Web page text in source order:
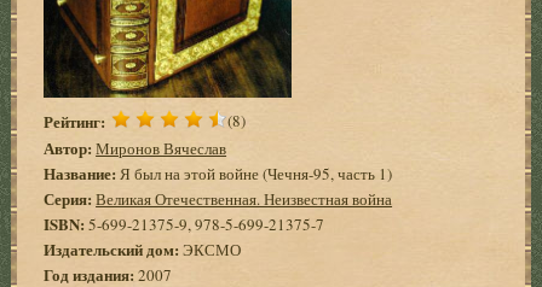
Рейтинг: (8)
Автор: Миронов Вячеслав
Название: Я был на этой войне (Чечня-95, часть 1)
Серия: Великая Отечественная. Неизвестная война
ISBN: 5-699-21375-9, 978-5-699-21375-7
Издательский дом: ЭКСМО
Год издания: 2007